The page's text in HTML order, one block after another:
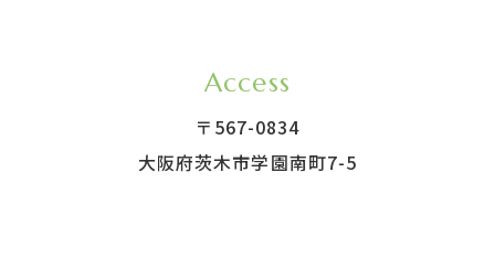
Access
〒567-0834
大阪府茨木市学園南町7-5